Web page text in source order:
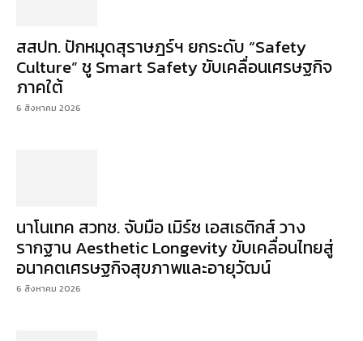
สสปท. ปักหมุดสุราษฎร์ฯ ยกระดับ “Safety
Culture” ชู Smart Safety ขับเคลื่อนเศรษฐกิจ
ภาคใต้
6 สิงหาคม 2026
นาโนเทค สวทช. จับมือ เมิร์ซ เอสเธติกส์ วาง
รากฐาน Aesthetic Longevity ขับเคลื่อนไทยสู่
อนาคตเศรษฐกิจสุขภาพและอายุวัฒน์
6 สิงหาคม 2026